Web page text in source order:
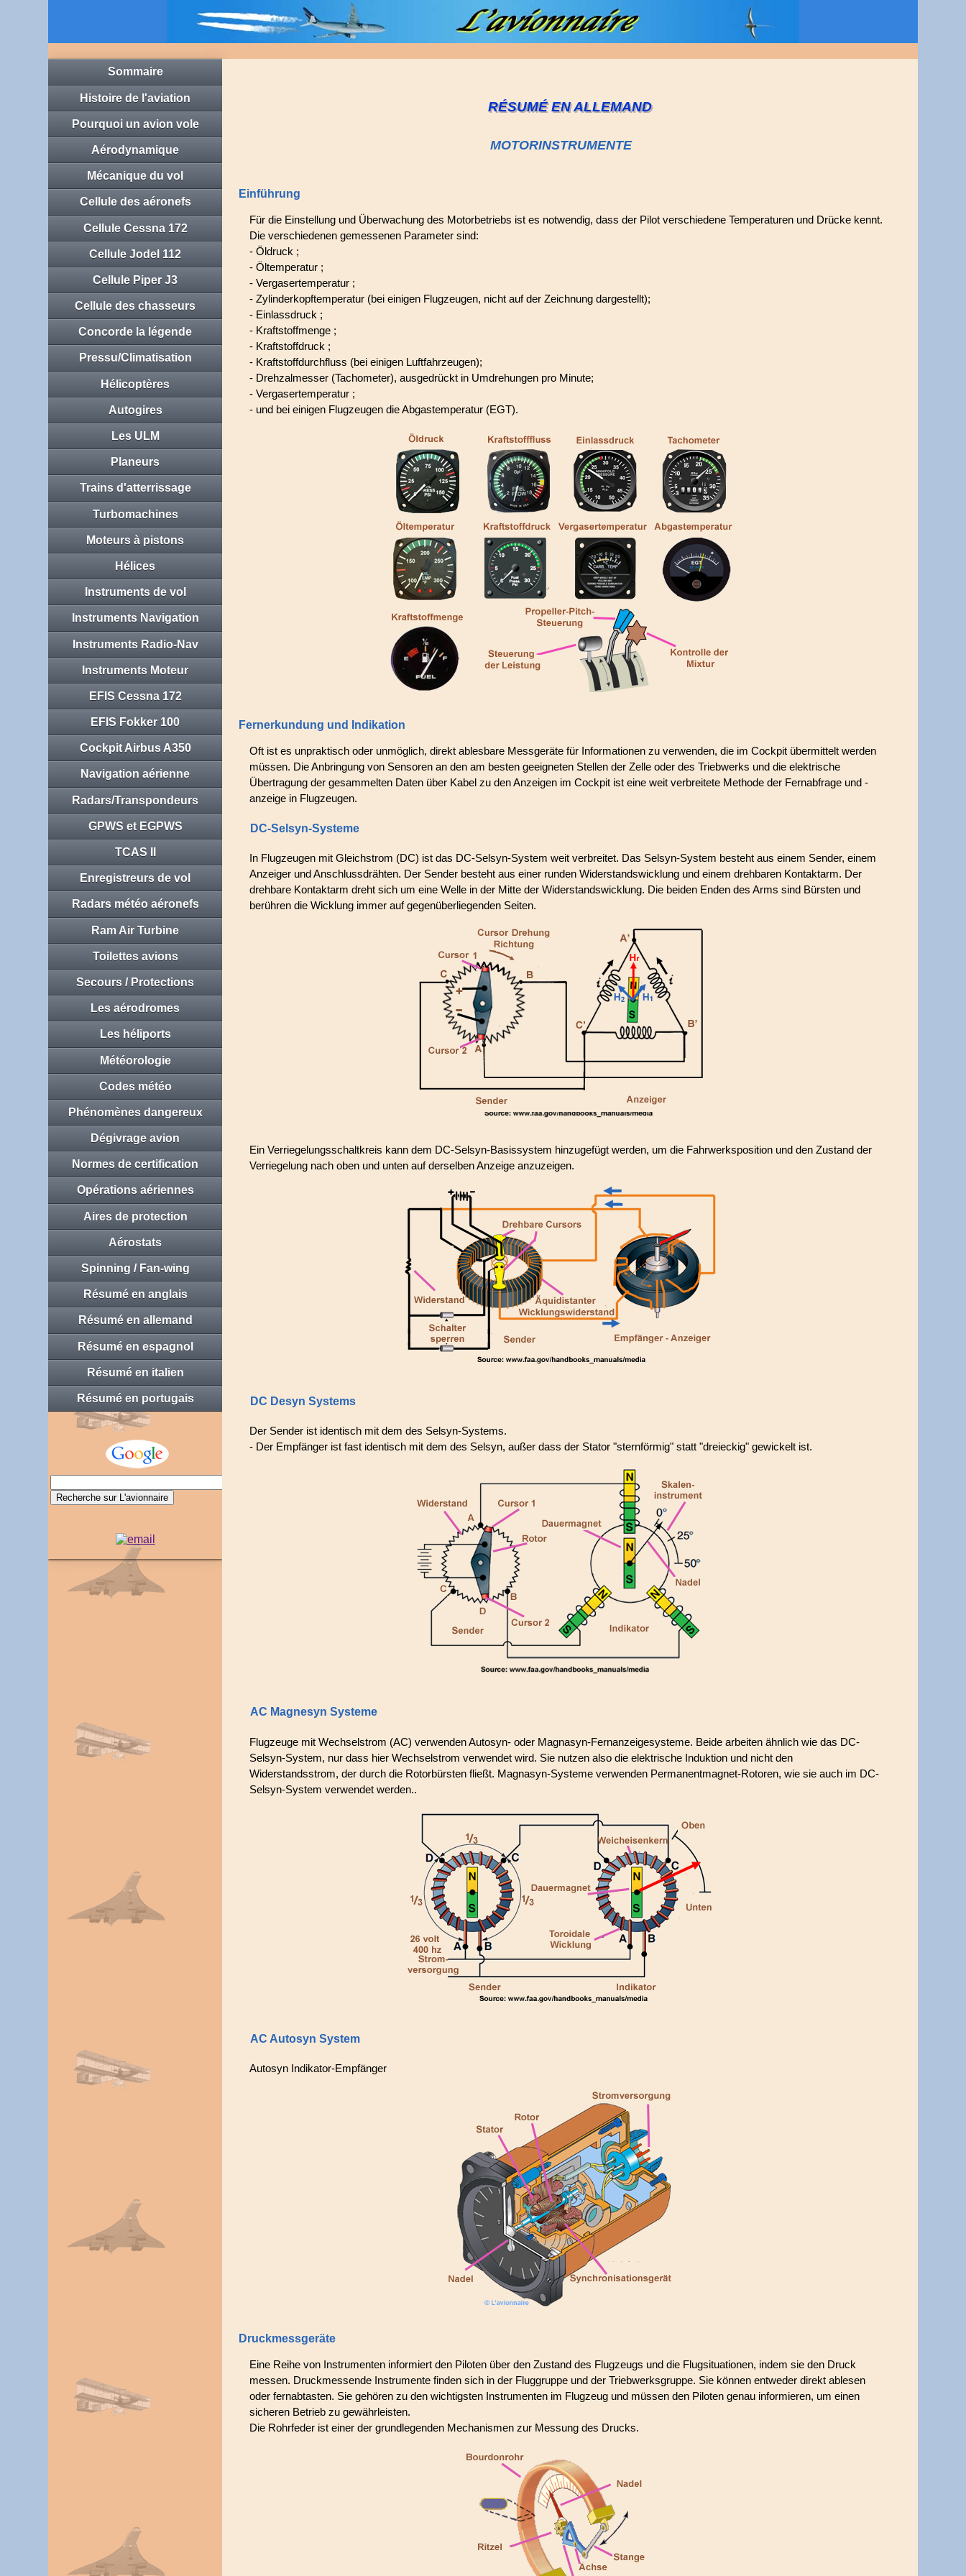
Sommaire
Histoire de l'aviation
Pourquoi un avion vole
Aérodynamique
Mécanique du vol
Cellule des aéronefs
Cellule Cessna 172
Cellule Jodel 112
Cellule Piper J3
Cellule des chasseurs
Concorde la légende
Pressu/Climatisation
Hélicoptères
Autogires
Les ULM
Planeurs
Trains d'atterrissage
Turbomachines
Moteurs à pistons
Hélices
Instruments de vol
Instruments Navigation
Instruments Radio-Nav
Instruments Moteur
EFIS Cessna 172
EFIS Fokker 100
Cockpit Airbus A350
Navigation aérienne
Radars/Transpondeurs
GPWS et EGPWS
TCAS II
Enregistreurs de vol
Radars météo aéronefs
Ram Air Turbine
Toilettes avions
Secours / Protections
Les aérodromes
Les héliports
Météorologie
Codes météo
Phénomènes dangereux
Dégivrage avion
Normes de certification
Opérations aériennes
Aires de protection
Aérostats
Spinning / Fan-wing
Résumé en anglais
Résumé en allemand
Résumé en espagnol
Résumé en italien
Résumé en portugais
RÉSUMÉ EN ALLEMAND
MOTORINSTRUMENTE
Einführung
Für die Einstellung und Überwachung des Motorbetriebs ist es notwendig, dass der Pilot verschiedene Temperaturen und Drücke kennt.
Die verschiedenen gemessenen Parameter sind:
- Öldruck ;
- Öltemperatur ;
- Vergasertemperatur ;
- Zylinderkopftemperatur (bei einigen Flugzeugen, nicht auf der Zeichnung dargestellt);
- Einlassdruck ;
- Kraftstoffmenge ;
- Kraftstoffdruck ;
- Kraftstoffdurchfluss (bei einigen Luftfahrzeugen);
- Drehzalmesser (Tachometer), ausgedrückt in Umdrehungen pro Minute;
- Vergasertemperatur ;
- und bei einigen Flugzeugen die Abgastemperatur (EGT).
Fernerkundung und Indikation
Oft ist es unpraktisch oder unmöglich, direkt ablesbare Messgeräte für Informationen zu verwenden, die im Cockpit übermittelt werden
müssen. Die Anbringung von Sensoren an den am besten geeigneten Stellen der Zelle oder des Triebwerks und die elektrische
Übertragung der gesammelten Daten über Kabel zu den Anzeigen im Cockpit ist eine weit verbreitete Methode der Fernabfrage und -
anzeige in Flugzeugen.
DC-Selsyn-Systeme
In Flugzeugen mit Gleichstrom (DC) ist das DC-Selsyn-System weit verbreitet. Das Selsyn-System besteht aus einem Sender, einem
Anzeiger und Anschlussdrähten. Der Sender besteht aus einer runden Widerstandswicklung und einem drehbaren Kontaktarm. Der
drehbare Kontaktarm dreht sich um eine Welle in der Mitte der Widerstandswicklung. Die beiden Enden des Arms sind Bürsten und
berühren die Wicklung immer auf gegenüberliegenden Seiten.
Ein Verriegelungsschaltkreis kann dem DC-Selsyn-Basissystem hinzugefügt werden, um die Fahrwerksposition und den Zustand der
Verriegelung nach oben und unten auf derselben Anzeige anzuzeigen.
DC Desyn Systems
Der Sender ist identisch mit dem des Selsyn-Systems.
- Der Empfänger ist fast identisch mit dem des Selsyn, außer dass der Stator "sternförmig" statt "dreieckig" gewickelt ist.
AC Magnesyn Systeme
Flugzeuge mit Wechselstrom (AC) verwenden Autosyn- oder Magnasyn-Fernanzeigesysteme. Beide arbeiten ähnlich wie das DC-
Selsyn-System, nur dass hier Wechselstrom verwendet wird. Sie nutzen also die elektrische Induktion und nicht den
Widerstandsstrom, der durch die Rotorbürsten fließt. Magnasyn-Systeme verwenden Permanentmagnet-Rotoren, wie sie auch im DC-
Selsyn-System verwendet werden..
AC Autosyn System
Autosyn Indikator-Empfänger
Druckmessgeräte
Eine Reihe von Instrumenten informiert den Piloten über den Zustand des Flugzeugs und die Flugsituationen, indem sie den Druck
messen. Druckmessende Instrumente finden sich in der Fluggruppe und der Triebwerksgruppe. Sie können entweder direkt ablesen
oder fernabtasten. Sie gehören zu den wichtigsten Instrumenten im Flugzeug und müssen den Piloten genau informieren, um einen
sicheren Betrieb zu gewährleisten.
Die Rohrfeder ist einer der grundlegenden Mechanismen zur Messung des Drucks.